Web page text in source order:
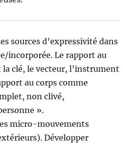
sources d’expressivité dans
incorporée. Le rapport au
la clé, le vecteur, l’instrument
au corps comme
non clivé,
».
micro-mouvements
Développer